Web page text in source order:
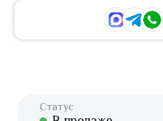
Статус